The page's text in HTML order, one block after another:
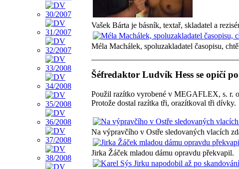
Vašek Bárta je básník, textař, skladatel a
Méla Machálek, spoluzakladatel časopisu,
Šéfredaktor Ludvík Hess se opičí
Použil razítko vyrobené v MEGAFLEX, s. r.
Protože dostal razítka tři, orazítkoval tři dívky.
Na výpravčího v Ostře sledovaných vlacích
Jirka Žáček mladou dámu opravdu překvapil.